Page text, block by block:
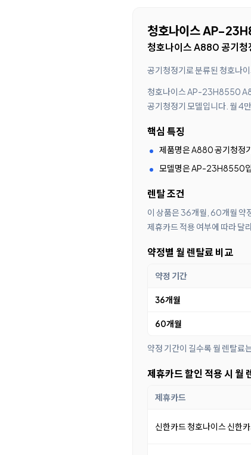
청호나이스 AP-
청호나이스 A880 공기
공기청정기로 분류된 청호나
청호나이스 AP-23H8550
공기청정기 모델입니다. 월 4
핵심 특징
제품명은 A880 공기청정
모델명은 AP-23H8550
렌탈 조건
이 상품은 36개월, 60개월 약
제휴카드 적용 여부에 따라 달
약정별 월 렌탈료 비교
약정 기간
36개월
60개월
약정 기간이 길수록 월 렌탈료
제휴카드 할인 적용 시 월
제휴카드
신한카드 청호나이스 신한